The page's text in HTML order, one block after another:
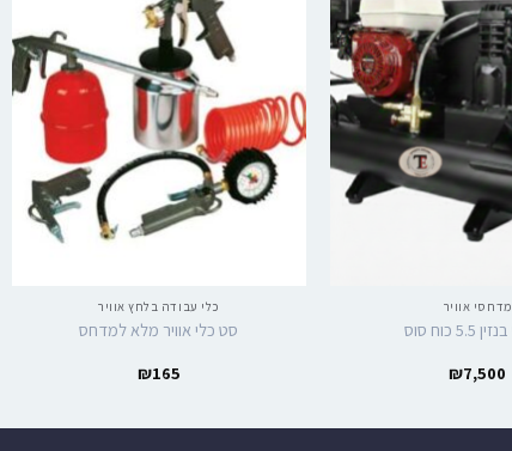
מדחסי אוויר
כוח סוס
₪7,500
כלי עבודה בלחץ אוויר
סט כלי אוויר מלא למדחס
₪165